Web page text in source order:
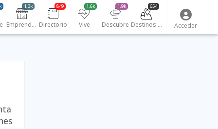
Emprendedores
1,3k
Directorio
849
Vive
1,6k
Descubre
1,9k
Destinos turísticos
654
Acceder